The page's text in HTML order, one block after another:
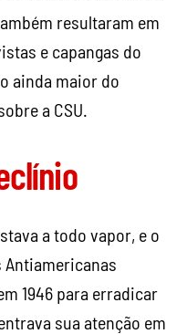
a todo vapor, e o
1946 para erradicar
pós-guerra, somado
estalinista,
lutadores de
trabalhista,